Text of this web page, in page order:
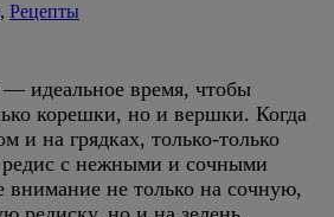
, Рецепты
— идеальное время, чтобы
корешки, но и вершки. Когда
и на грядках, только-только
редис с нежными и сочными
внимание не только на сочную,